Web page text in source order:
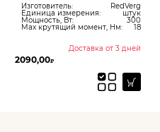
Изготовитель: RedVerg
Единица измерения: штук
Мощность, Вт: 300
Max крутящий момент, Нм: 18
Доставка от 3 дней
2090,00₽